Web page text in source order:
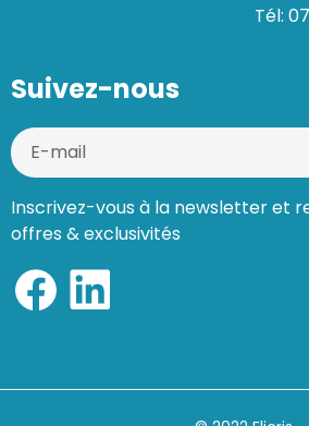
Tél:
Suivez-nous
Inscrivez-vous à la newsletter et
offres & exclusivités